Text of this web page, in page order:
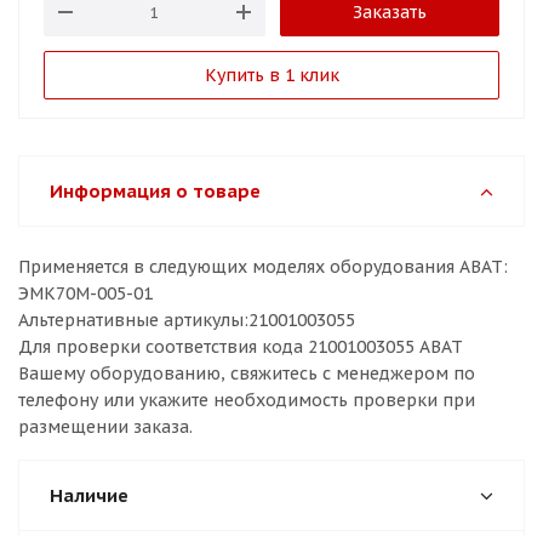
Заказать
Купить в 1 клик
Информация о товаре
Применяется в следующих моделях оборудования ABAT:
ЭМК70М-005-01
Альтернативные артикулы:21001003055
Для проверки соответствия кода 21001003055 ABAT
Вашему оборудованию, свяжитесь с менеджером по
телефону или укажите необходимость проверки при
размещении заказа.
Наличие